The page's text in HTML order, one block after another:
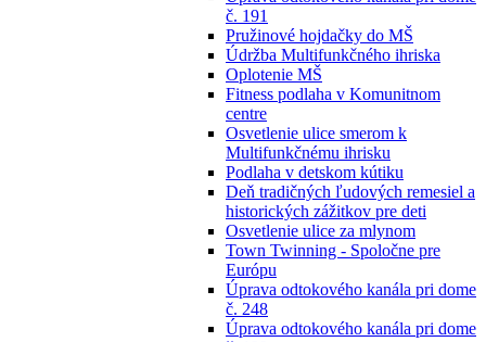
č. 191
Pružinové hojdačky do MŠ
Údržba Multifunkčného ihriska
Oplotenie MŠ
Fitness podlaha v Komunitnom
centre
Osvetlenie ulice smerom k
Multifunkčnému ihrisku
Podlaha v detskom kútiku
Deň tradičných ľudových remesiel a
historických zážitkov pre deti
Osvetlenie ulice za mlynom
Town Twinning - Spoločne pre
Európu
Úprava odtokového kanála pri dome
č. 248
Úprava odtokového kanála pri dome